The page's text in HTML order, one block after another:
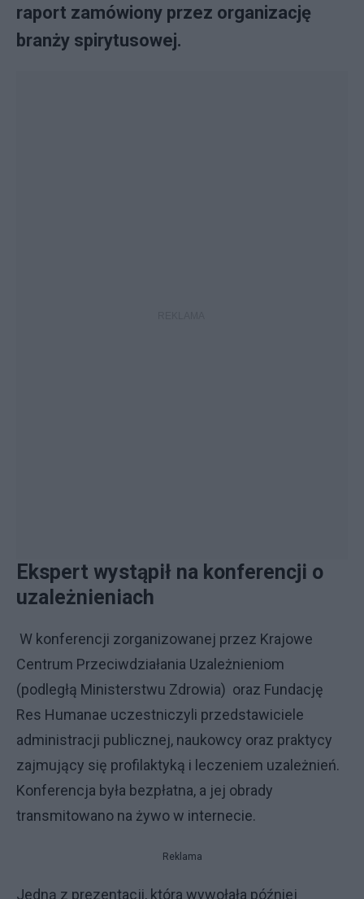
raport zamówiony przez organizację
branży spirytusowej.
Ekspert wystąpił na konferencji o
uzależnieniach
W konferencji zorganizowanej przez Krajowe
Centrum Przeciwdziałania Uzależnieniom
(podległą Ministerstwu Zdrowia) oraz Fundację
Res Humanae uczestniczyli przedstawiciele
administracji publicznej, naukowcy oraz praktycy
zajmujący się profilaktyką i leczeniem uzależnień.
Konferencja była bezpłatna, a jej obrady
transmitowano na żywo w internecie.
Reklama
Jedną z prezentacji, która wywołała później